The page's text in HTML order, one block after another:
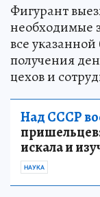
Фигурант
необходимые
все
получения
цехов и
Над СССР
пришельцев:
искала и
НАУКА